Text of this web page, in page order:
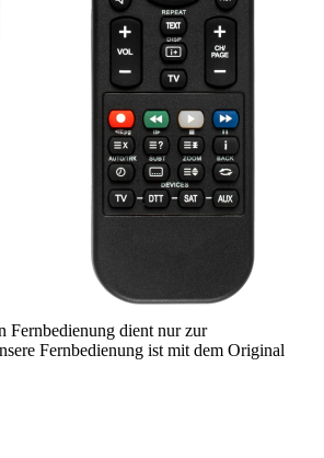
Fernbedienung dient nur zur
Fernbedienung ist mit dem Original